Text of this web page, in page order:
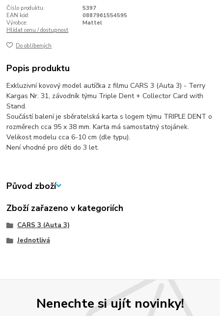
Číslo produktu:
5397
EAN kód:
0887961554595
Výrobce:
Mattel
Hlídat cenu / dostupnost
Do oblíbených
Popis produktu
Exkluzivní kovový model autíčka z filmu CARS 3 (Auta 3) - Terry
Kargas Nr. 31, závodník týmu Triple Dent + Collector Card with
Stand.
Součástí balení je sběratelská karta s logem týmu TRIPLE DENT o
rozměrech cca 95 x 38 mm. Karta má samostatný stojánek.
Velikost modelu cca 6-10 cm (dle typu).
Není vhodné pro děti do 3 let.
Původ zboží
Zboží zařazeno v kategoriích
CARS 3 (Auta 3)
Jednotlivá
Nenechte si ujít novinky!